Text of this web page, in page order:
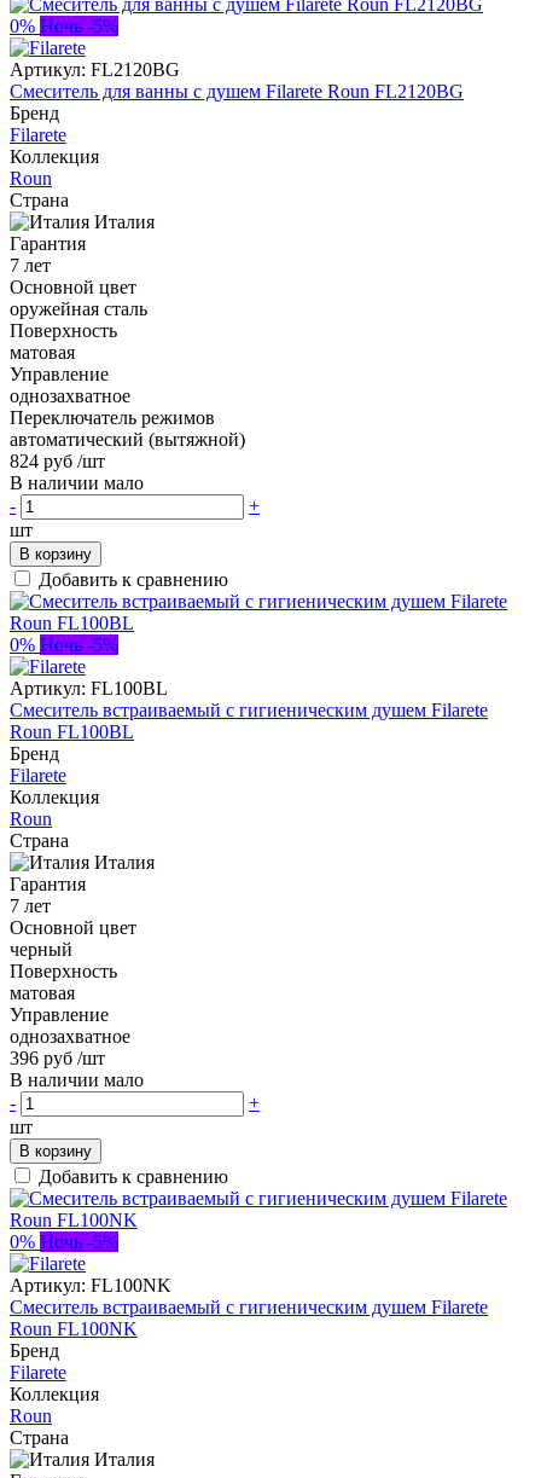
0% Ночь -5%
Артикул: FL2120BG
Смеситель для ванны с душем Filarete Roun FL2120BG
Бренд
Filarete
Коллекция
Roun
Страна
Италия
Гарантия
7 лет
Основной цвет
оружейная сталь
Поверхность
матовая
Управление
однозахватное
Переключатель режимов
автоматический (вытяжной)
824 руб /шт
В наличии мало
-
+
шт
В корзину
Добавить к сравнению
0% Ночь -5%
Артикул: FL100BL
Смеситель встраиваемый с гигиеническим душем Filarete
Roun FL100BL
Бренд
Filarete
Коллекция
Roun
Страна
Италия
Гарантия
7 лет
Основной цвет
черный
Поверхность
матовая
Управление
однозахватное
396 руб /шт
В наличии мало
-
+
шт
В корзину
Добавить к сравнению
0% Ночь -5%
Артикул: FL100NK
Смеситель встраиваемый с гигиеническим душем Filarete
Roun FL100NK
Бренд
Filarete
Коллекция
Roun
Страна
Италия